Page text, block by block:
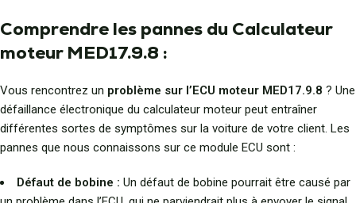
Comprendre les pannes du Calculateur
moteur MED17.9.8 :
Vous rencontrez un problème sur l’ECU moteur MED17.9.8 ? Une
défaillance électronique du calculateur moteur peut entraîner
différentes sortes de symptômes sur la voiture de votre client. Les
pannes que nous connaissons sur ce module ECU sont :
Défaut de bobine : Un défaut de bobine pourrait être causé par